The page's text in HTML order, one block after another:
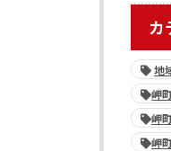
カ
地
岬
岬
岬